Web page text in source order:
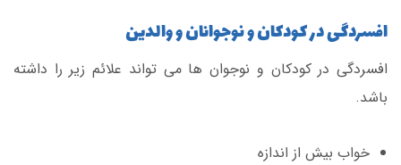
افسردگی در کودکان و نوجوانان و والدین
افسردگی در کودکان و نوجوان ها می تواند علائم زیر را داشته
باشد.
خواب بیش از اندازه